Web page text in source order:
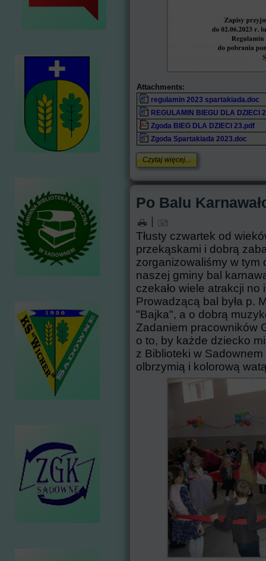
Attachments:
regulamin 2023 spartakiada.doc
REGULAMIN BIEGU DLA DZIECI
Zgoda BIEG DLA DZIECI 23.pdf
Zgoda Spartakiada 2023.doc
Czytaj więcej...
Po Balu
Tłusty czwartek od
przekąskami i dobrą
zorganizowaliśmy w tym
naszej gminy bal
czekało wiele atrakcji
Prowadzącą bal była p.
"Bajka", a o dobrą
Zadaniem pracowników
o to, by każde dziecko
z Biblioteki w
olbrzymią i kolorową